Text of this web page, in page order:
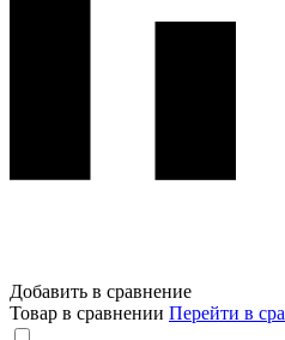
Добавить в сравнение
Товар в сравнении Перейти в